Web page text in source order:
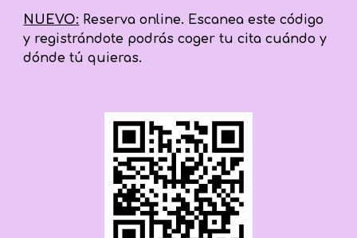
NUEVO: Reserva online. Escanea este código
y registrándote podrás coger tu cita cuándo y
dónde tú quieras.